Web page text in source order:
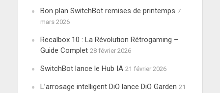
Bon plan SwitchBot remises de printemps 7
mars 2026
Recalbox 10 : La Révolution Rétrogaming –
Guide Complet 28 février 2026
SwitchBot lance le Hub IA 21 février 2026
L’arrosage intelligent DiO lance DiO Garden 21